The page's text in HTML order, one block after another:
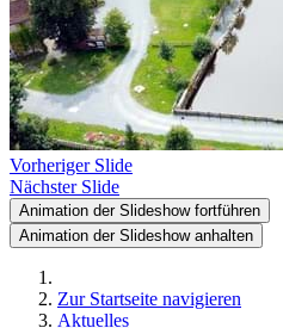
Vorheriger Slide
Nächster Slide
Animation der Slideshow fortführen
Animation der Slideshow anhalten
Zur Startseite navigieren
Aktuelles